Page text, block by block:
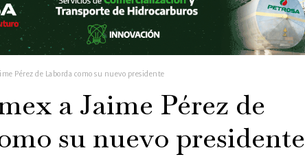
Pérez de Laborda como su nuevo presidente
a Jaime Pérez de
su nuevo presidente